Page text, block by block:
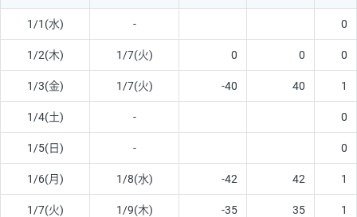
1/1(水) - 0
1/2(木) 1/7(火) 0 0 0
1/3(金) 1/7(火) -40 40 1
1/4(土) - 0
1/5(日) - 0
1/6(月) 1/8(水) -42 42 1
1/7(火) 1/9(木) -35 35 1